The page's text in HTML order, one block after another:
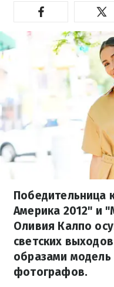
Победительница
Америка 2012" и
Оливия Калпо
светских
образами модель
фотографов.